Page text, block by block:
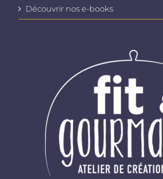
Découvrir nos e-books